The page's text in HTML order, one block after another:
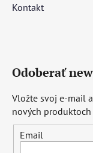
Kontakt
Odoberať
Vložte svoj e-mail
nových
Email